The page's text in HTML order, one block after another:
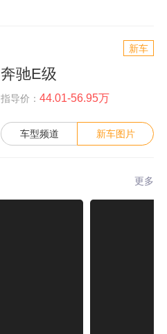
新车
奔驰E级
指导价： 44.01-56.95万
车型频道 新车图片
更多